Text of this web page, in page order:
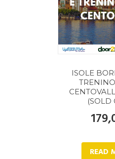
ISOLE
(SOLD
READ